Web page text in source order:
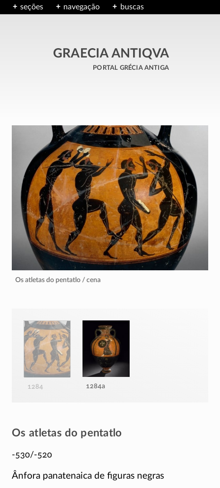
seções navegação buscas
GRAECIA ANTIQVA
portal grécia antiga
Os atletas do pentatlo / cena
1284 1284a
Os atletas do pentatlo
-530/-520
Ânfora panatenaica de figuras negras